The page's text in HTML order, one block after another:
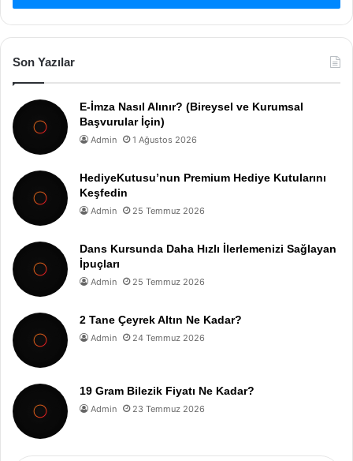
Son Yazılar
E-İmza Nasıl Alınır? (Bireysel ve Kurumsal
Başvurular İçin)
Admin 1 Ağustos 2026
HediyeKutusu’nun Premium Hediye Kutularını
Keşfedin
Admin 25 Temmuz 2026
Dans Kursunda Daha Hızlı İlerlemenizi Sağlayan
İpuçları
Admin 25 Temmuz 2026
2 Tane Çeyrek Altın Ne Kadar?
Admin 24 Temmuz 2026
19 Gram Bilezik Fiyatı Ne Kadar?
Admin 23 Temmuz 2026